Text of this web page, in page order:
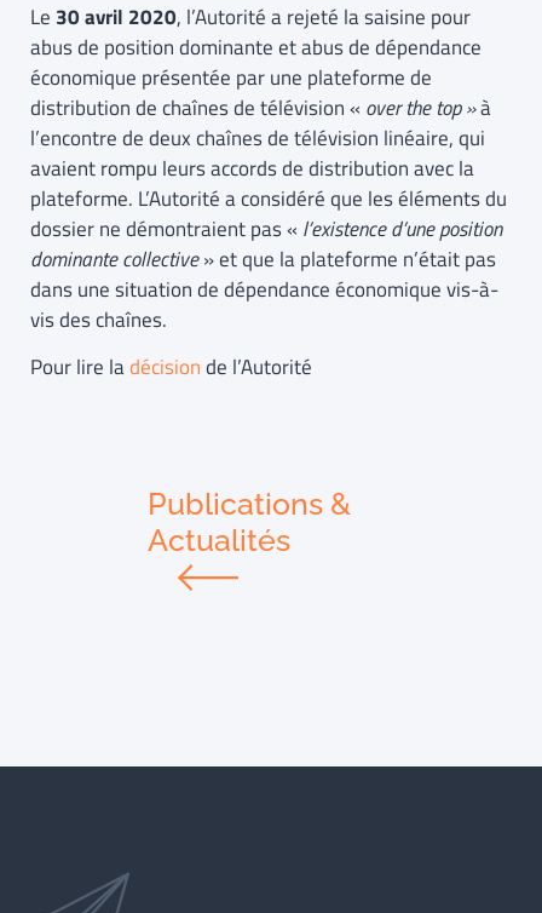
Le 30 avril 2020, l’Autorité a rejeté la saisine pour
abus de position dominante et abus de dépendance
économique présentée par une plateforme de
distribution de chaînes de télévision « over the top »à
l’encontre de deux chaînes de télévision linéaire, qui
avaient rompu leurs accords de distribution avec la
plateforme. L’Autorité a considéré que les éléments du
dossier ne démontraient pas « l’existence d’une position
dominante collective» et que la plateforme n’était pas
dans une situation de dépendance économique vis-à-
vis des chaînes.
Pour lire ladécisionde l’Autorité
Publications &
Actualités